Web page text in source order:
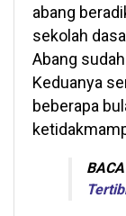
abang
sekolah
Abang
Keduanya
beberapa